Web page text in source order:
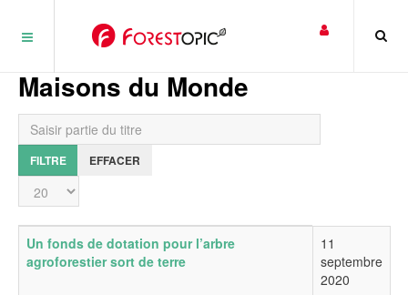
Maisons du Monde
Saisir partie du titre
FILTRE EFFACER
Affichage #
Titre Date de publication
Un fonds de dotation pour l’arbre
agroforestier sort de terre
11
septembre
2020